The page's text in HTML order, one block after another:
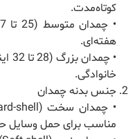
کوتاه‌مدت.
هفته‌ای.
•
خانوادگی.
جنس بدنه چمدان
مناسب برای حمل